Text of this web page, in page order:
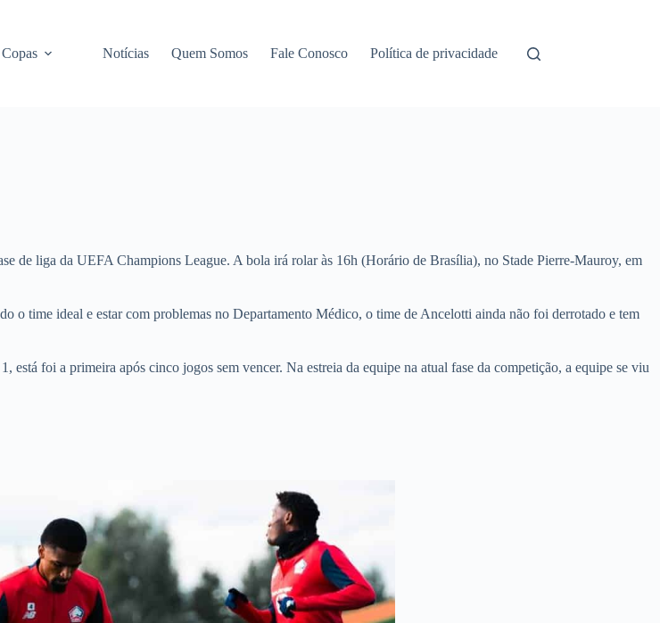
Copas Notícias Quem Somos Fale Conosco Política de privacidade
de liga da UEFA Champions League. A bola irá rolar às 16h (Horário de Brasília), no Stade Pierre-Mauroy, em
o time ideal e estar com problemas no Departamento Médico, o time de Ancelotti ainda não foi derrotado e tem
foi a primeira após cinco jogos sem vencer. Na estreia da equipe na atual fase da competição, a equipe se viu